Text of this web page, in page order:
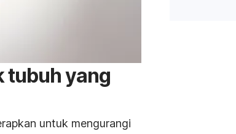
tubuh yang
untuk mengurangi